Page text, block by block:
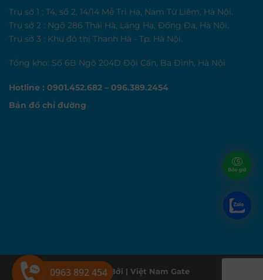
Trụ sở 1 : T4, số 2, 14/14 Mễ Trì Hạ, Nam Từ Liêm, Hà Nội.
Trụ sở 2 : Ngõ 286 Thái Hà, Láng Hạ, Đống Đa, Hà Nội.
Trụ sở 3 : Khu đô thị Thanh Hà - Tp. Hà Nội.
Tổng kho: Số 6B Ngõ 204D Đội Cấn, Ba Đình, Hà Nội
Hotline : 0901.452.682 – 096.389.2454
Bản đồ chỉ đường
Thiết Kế Bởi | Việt Nam Gate
0963 892 454